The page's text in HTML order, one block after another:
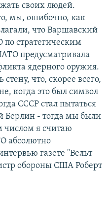
своих людей.
мы, ошибочно, как
что Варшавский
по стратегическим
предусматривала
ядерного оружия.
что, скорее всего,
когда это был символ
СССР стал пытаться
Берлин - тогда мы были
числом я считаю
абсолютно
газете "Вельт
обороны США Роберт